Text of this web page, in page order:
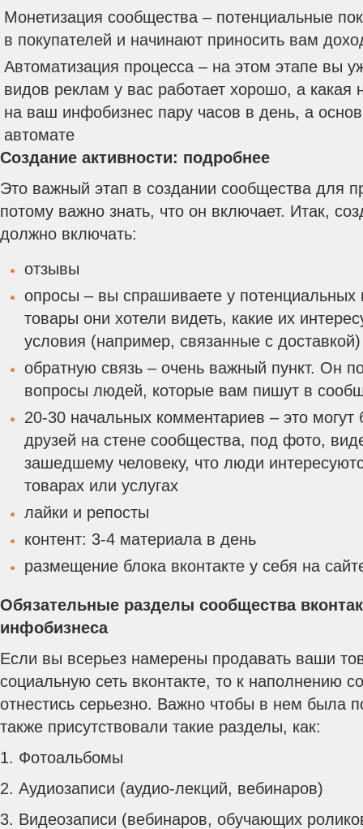
Монетизация сообщества – потенциальные
в покупателей и начинают приносить вам
Автоматизация процесса – на этом этапе вы
видов реклам у вас работает хорошо, а какая
на ваш инфобизнес пару часов в день, а
автомате
Создание активности: подробнее
Это важный этап в создании сообщества для
потому важно знать, что он включает. Итак,
должно включать:
отзывы
опросы – вы спрашиваете у потенциальных
товары они хотели видеть, какие их
условия (например, связанные с
обратную связь – очень важный пункт. Он
вопросы людей, которые вам пишут в
20-30 начальных комментариев – это
друзей на стене сообщества, под фото,
зашедшему человеку, что люди
товарах или услугах
лайки и репосты
контент: 3-4 материала в день
размещение блока вконтакте у себя на
Обязательные разделы сообщества
инфобизнеса
Если вы всерьез намерены продавать ваши
социальную сеть вконтакте, то к наполнению
отнестись серьезно. Важно чтобы в нем была
также присутствовали такие разделы, как:
1. Фотоальбомы
2. Аудиозаписи (аудио-лекций, вебинаров)
3. Видеозаписи (вебинаров, обучающих